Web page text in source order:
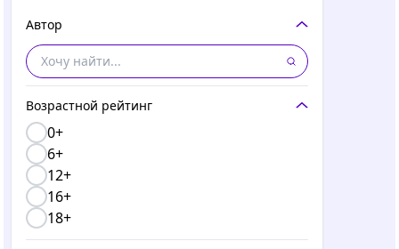
Автор
Возрастной рейтинг
0+
6+
12+
16+
18+